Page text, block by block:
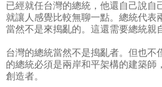
已經就任台灣的總統，他還自己說自
就讓人感覺比較無聊一點。總統代表
當然不是來搗亂的。這還需要總統親
台灣的總統當然不是搗亂者。但也不
的總統必須是兩岸和平架構的建築師
創造者。